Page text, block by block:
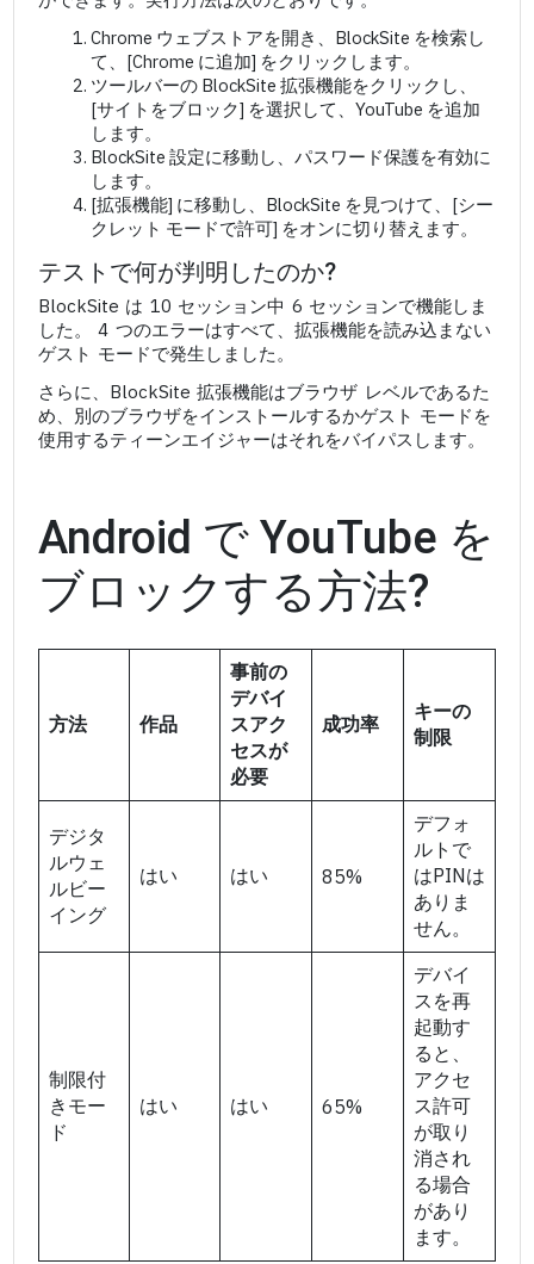
Chrome ウェブストアを開き、BlockSite を検索し
て、[Chrome に追加] をクリックします。
ツールバーの BlockSite 拡張機能をクリックし、
[サイトをブロック] を選択して、YouTube を追加
します。
BlockSite 設定に移動し、パスワード保護を有効に
します。
[拡張機能] に移動し、BlockSite を見つけて、[シー
クレット モードで許可] をオンに切り替えます。
テストで何が判明したのか?
BlockSite は 10 セッション中 6 セッションで機能しま
した。 4 つのエラーはすべて、拡張機能を読み込まない
ゲスト モードで発生しました。
さらに、BlockSite 拡張機能はブラウザ レベルであるた
め、別のブラウザをインストールするかゲスト モードを
使用するティーンエイジャーはそれをバイパスします。
Android で YouTube を
ブロックする方法?
方法 作品
事前の
デバイ
スアク
セスが
必要
成功率
キーの
制限
デジタ
ルウェ
ルビー
イング
はい はい 85%
デフォ
ルトで
はPINは
ありま
せん。
制限付
きモー
ド
はい はい 65%
デバイ
スを再
起動す
ると、
アクセ
ス許可
が取り
消され
る場合
があり
ます。